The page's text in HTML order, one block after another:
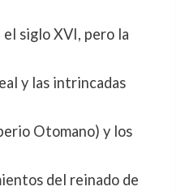
siglo XVI, pero la
y las intrincadas
Otomano) y los
del reinado de